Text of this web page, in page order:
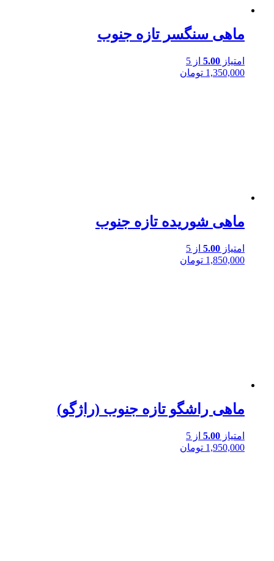
ماهی سنگسر تازه جنوب
امتیاز 5.00 از 5
1,350,000 تومان
ماهی شوریده تازه جنوب
امتیاز 5.00 از 5
1,850,000 تومان
ماهی راشگو تازه جنوب (راژگو)
امتیاز 5.00 از 5
1,950,000 تومان